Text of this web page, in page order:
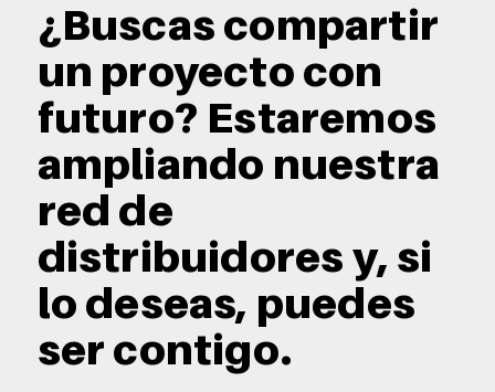
¿Buscas compartir
un proyecto con
futuro? Estaremos
ampliando nuestra
red de
distribuidores y, si
lo deseas, puedes
ser contigo.